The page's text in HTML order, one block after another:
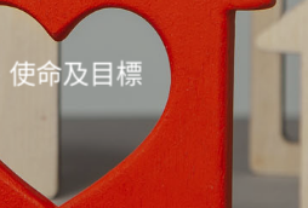
使命及目標